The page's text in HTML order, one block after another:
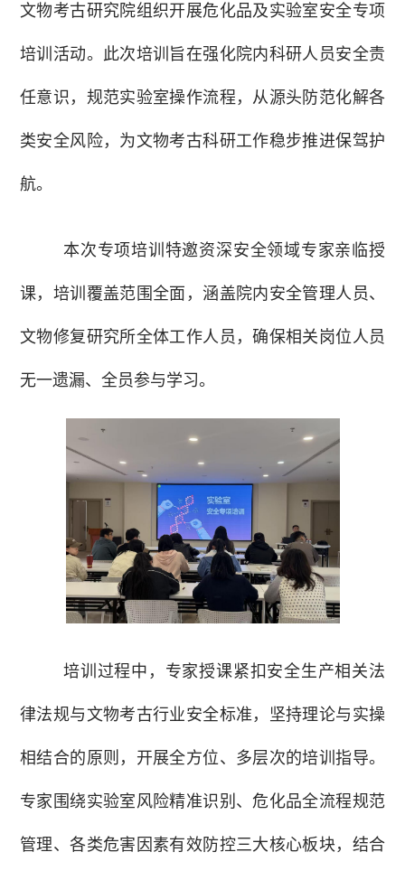
文物考古研究院组织开展危化品及实验室安全专项
培训活动。此次培训旨在强化院内科研人员安全责
任意识，规范实验室操作流程，从源头防范化解各
类安全风险，为文物考古科研工作稳步推进保驾护
航。
本次专项培训特邀资深安全领域专家亲临授
课，培训覆盖范围全面，涵盖院内安全管理人员、
文物修复研究所全体工作人员，确保相关岗位人员
无一遗漏、全员参与学习。
培训过程中，专家授课紧扣安全生产相关法
律法规与文物考古行业安全标准，坚持理论与实操
相结合的原则，开展全方位、多层次的培训指导。
专家围绕实验室风险精准识别、危化品全流程规范
管理、各类危害因素有效防控三大核心板块，结合